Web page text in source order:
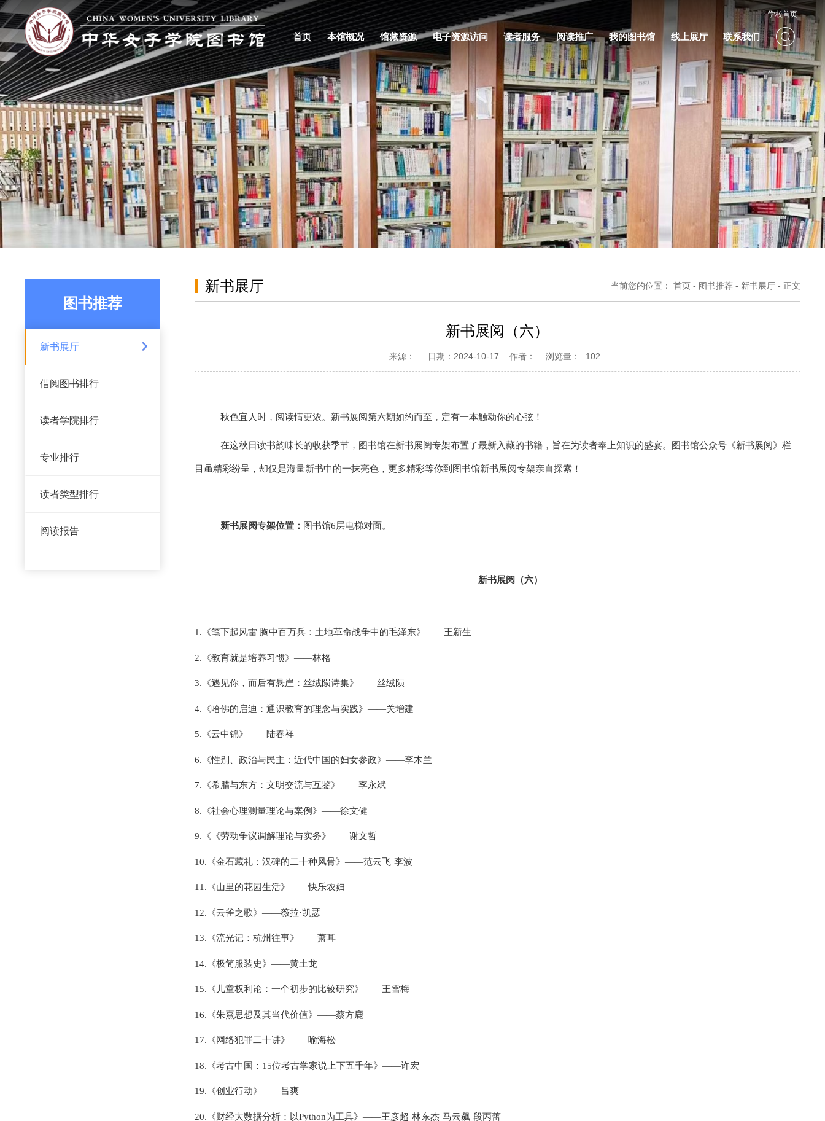
学校首页
首页 本馆概况 馆藏资源 电子资源访问 读者服务 阅读推广 我的图书馆 线上展厅 联系我们
图书推荐
新书展厅
借阅图书排行
读者学院排行
专业排行
读者类型排行
阅读报告
新书展厅 当前您的位置： 首页- 图书推荐- 新书展厅- 正文
新书展阅（六）
来源： 日期：2024-10-17 作者： 浏览量： 102
秋色宜人时，阅读情更浓。新书展阅第六期如约而至，定有一本触动你的心弦！
在这秋日读书韵味长的收获季节，图书馆在新书展阅专架布置了最新入藏的书籍，旨在为读者奉上知识的盛宴。图书馆公众号《新书展阅》栏
目虽精彩纷呈，却仅是海量新书中的一抹亮色，更多精彩等你到图书馆新书展阅专架亲自探索！
新书展阅专架位置： 图书馆6层电梯对面。
新书展阅（六）
1.《笔下起风雷 胸中百万兵：土地革命战争中的毛泽东》——王新生
2.《教育就是培养习惯》——林格
3.《遇见你，而后有悬崖：丝绒陨诗集》——丝绒陨
4.《哈佛的启迪：通识教育的理念与实践》——关增建
5.《云中锦》——陆春祥
6.《性别、政治与民主：近代中国的妇女参政》——李木兰
7.《希腊与东方：文明交流与互鉴》——李永斌
8.《社会心理测量理论与案例》——徐文健
9.《《劳动争议调解理论与实务》——谢文哲
10.《金石藏礼：汉碑的二十种风骨》——范云飞 李波
11.《山里的花园生活》——快乐农妇
12.《云雀之歌》——薇拉·凯瑟
13.《流光记：杭州往事》——萧耳
14.《极简服装史》——黄土龙
15.《儿童权利论：一个初步的比较研究》——王雪梅
16.《朱熹思想及其当代价值》——蔡方鹿
17.《网络犯罪二十讲》——喻海松
18.《考古中国：15位考古学家说上下五千年》——许宏
19.《创业行动》——吕爽
20.《财经大数据分析：以Python为工具》——王彦超 林东杰 马云飙 段丙蕾